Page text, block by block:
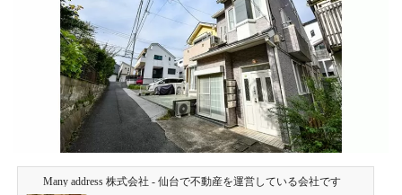
Many address 株式会社 - 仙台で不動産を運営している会社です